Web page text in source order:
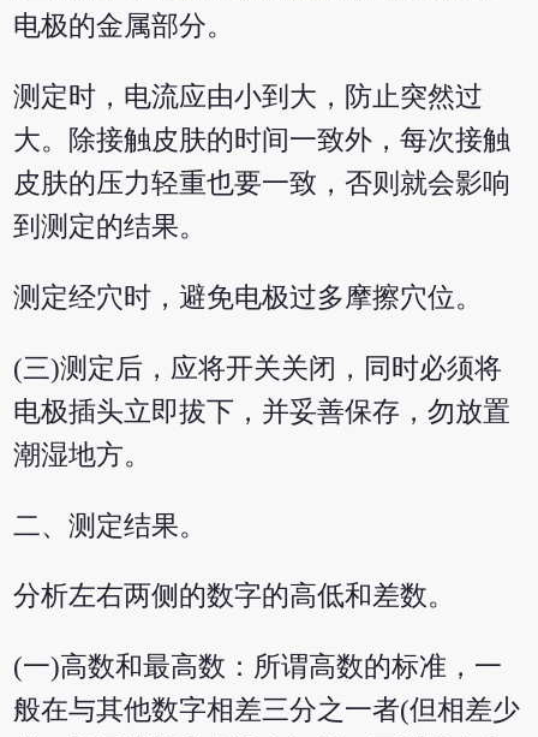
电极的金属部分。
测定时，电流应由小到大，防止突然过
大。除接触皮肤的时间一致外，每次接触
皮肤的压力轻重也要一致，否则就会影响
到测定的结果。
测定经穴时，避免电极过多摩擦穴位。
(三)测定后，应将开关关闭，同时必须将
电极插头立即拔下，并妥善保存，勿放置
潮湿地方。
二、测定结果。
分析左右两侧的数字的高低和差数。
(一)高数和最高数：所谓高数的标准，一
般在与其他数字相差三分之一者(但相差少